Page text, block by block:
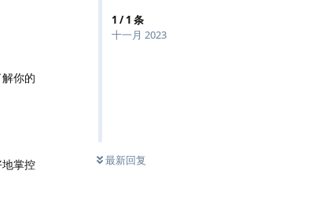
1 /1 条
十一月 2023
最新回复
你的
掌控